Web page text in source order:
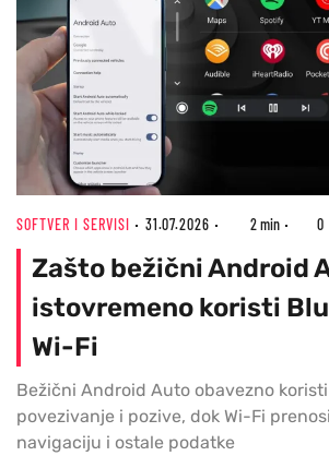
SOFTVER I SERVISI 31.07.2026 2 min 0
Zašto bežični Android
istovremeno koristi
Wi-Fi
Bežični Android Auto obavezno
povezivanje i pozive, dok Wi-Fi
navigaciju i ostale podatke